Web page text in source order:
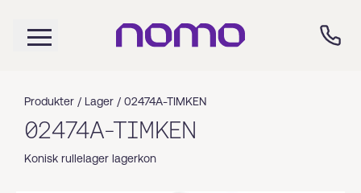
Produkter / Lager / 02474A-TIMKEN
02474A-TIMKEN
Konisk rullelager lagerkon